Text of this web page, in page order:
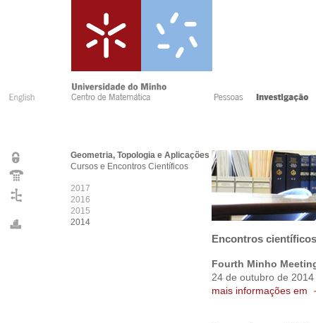
Geometria, Topologia e Aplicações
Cursos e Encontros Científicos
2017
2016
2015
2014
Encontros
Fourth Minho
24 de outubro de 2014
mais informações em